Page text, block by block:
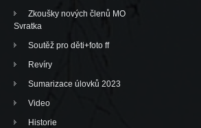
Zkoušky nových členů MO
Svratka
Soutěž pro děti+foto ff
Revíry
Sumarizace úlovků 2023
Video
Historie